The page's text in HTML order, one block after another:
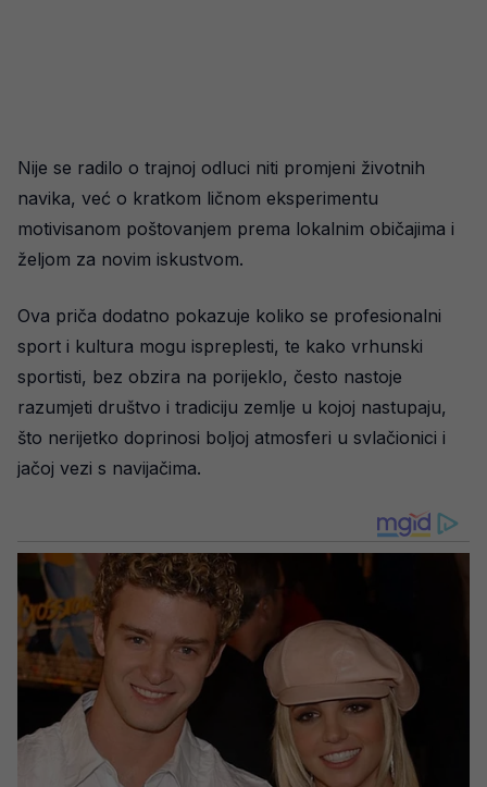
Nije se radilo o trajnoj odluci niti promjeni životnih
navika, već o kratkom ličnom eksperimentu
motivisanom poštovanjem prema lokalnim običajima i
željom za novim iskustvom.
Ova priča dodatno pokazuje koliko se profesionalni
sport i kultura mogu ispreplesti, te kako vrhunski
sportisti, bez obzira na porijeklo, često nastoje
razumjeti društvo i tradiciju zemlje u kojoj nastupaju,
što nerijetko doprinosi boljoj atmosferi u svlačionici i
jačoj vezi s navijačima.